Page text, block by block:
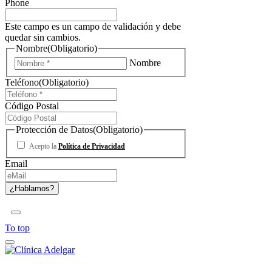
Phone
Este campo es un campo de validación y debe
quedar sin cambios.
Nombre(Obligatorio)
Nombre
Teléfono(Obligatorio)
Código Postal
Protección de Datos(Obligatorio)
Acepto la Política de Privacidad
Email
To top